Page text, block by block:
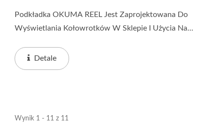
Podkładka OKUMA REEL Jest Zaprojektowana Do
Wyświetlania Kołowrotków W Sklepie I Użycia Na
Zwiększa Widoczność Marki Okuma, Jednocześnie
Zapewniając...
Detale
Wynik 1 - 11 z 11